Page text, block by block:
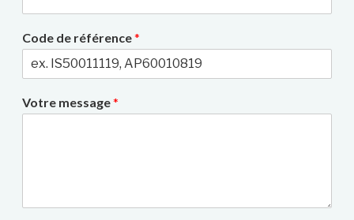
Code de référence*
Votre message*